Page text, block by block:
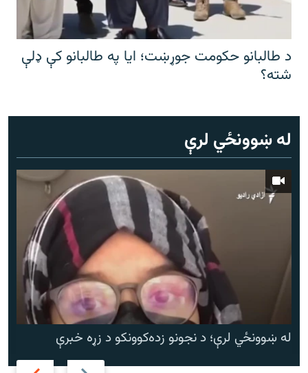
د طالبانو حکومت جوړښت؛ ایا په طالبانو کې ډلې
شته؟
له ښوونځي لرې
Previous
Next
له ښوونځي لرې؛ د نجونو زده‌کوونکو د زړه خبرې